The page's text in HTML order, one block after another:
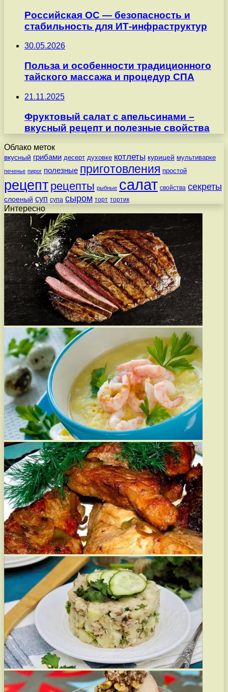
Российская ОС — безопасность и
стабильность для ИТ-инфраструктур
30.05.2026
Польза и особенности традиционного
тайского массажа и процедур СПА
21.11.2025
Фруктовый салат с апельсинами –
вкусный рецепт и полезные свойства
Облако меток
вкусный грибами десерт духовке котлеты курицей мультиварке
печенье пирог полезные приготовления простой
рецепт рецепты рыбные салат свойства секреты
слоеный суп супа сыром торт тортик
Интересно